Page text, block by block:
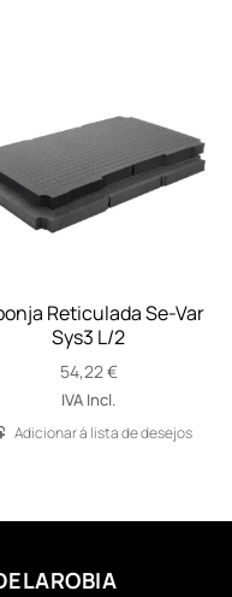
Reticulada Se-Var
Sys3 L/2
54,22€
IVA Incl.
Adicionar á lista de desejos